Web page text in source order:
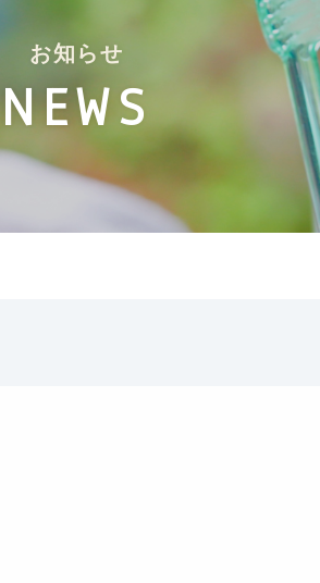
お知らせ
NEWS